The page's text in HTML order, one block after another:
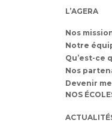
L’AGERA
Nos
Notre
Qu’est-ce
Nos
Devenir
NOS